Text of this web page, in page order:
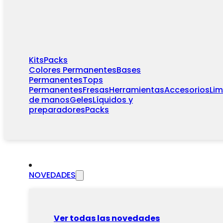
KitsPacks
Colores PermanentesBases
PermanentesTops
PermanentesFresasHerramientasAccesorios
de manosGelesLíquidos y
preparadoresPacks
NOVEDADES
Ver todas las novedades